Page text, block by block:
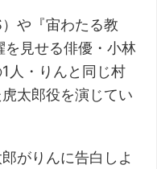
や『宙わたる教
見せる俳優・小林
人・りんと同じ村
太郎役を演じてい
がりんに告白しよ